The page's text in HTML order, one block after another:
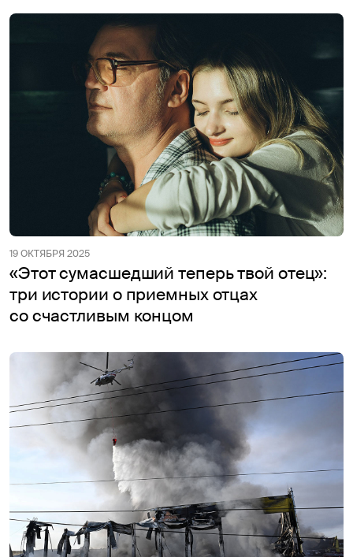
19 ОКТЯБРЯ 2025
«Этот сумасшедший теперь твой отец»:
три истории о приемных отцах
со счастливым концом